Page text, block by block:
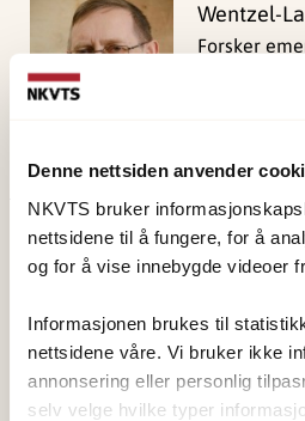
Denne nettsiden anvender
NKVTS bruker
nettsidene til å fungere, for å
og for å vise innebygde videoer
Informasjonen brukes til
nettsidene våre. Vi bruker ikke
annonsering eller personlig
selv velge hvilke typer
Wentzel-
Forsker
Publisert:19. mars 2026
Sist redigert:10. august